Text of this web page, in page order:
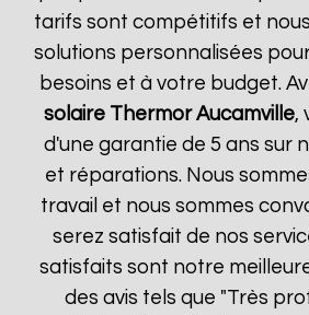
tarifs sont compétitifs et
solutions personnalisées
besoins et à votre budget.
solaire Thermor Aucamville,
d'une garantie de 5 ans sur
et réparations. Nous
travail et nous sommes
serez satisfait de nos
satisfaits sont notre
des avis tels que "Très